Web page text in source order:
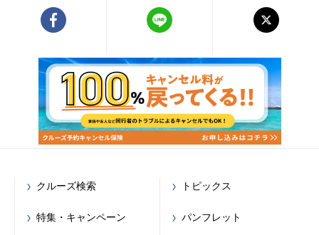
クルーズ検索
特集・キャンペーン
トピックス
パンフレット